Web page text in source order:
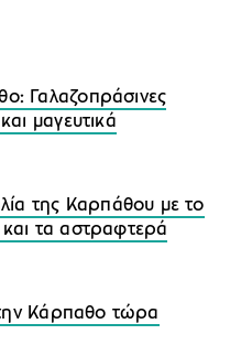
Γαλαζοπράσινες
μαγευτικά
της Καρπάθου με το
τα αστραφτερά
Κάρπαθο τώρα